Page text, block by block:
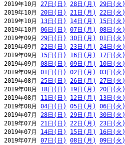
2019年10月 27日(日) 28日(月) 29日(火)
2019年10月 20日(日) 21日(月) 22日(火)
2019年10月 13日(日) 14日(月) 15日(火)
2019年10月 06日(日) 07日(月) 08日(火)
2019年09月 29日(日) 30日(月) 01日(火)
2019年09月 22日(日) 23日(月) 24日(火)
2019年09月 15日(日) 16日(月) 17日(火)
2019年09月 08日(日) 09日(月) 10日(火)
2019年09月 01日(日) 02日(月) 03日(火)
2019年08月 25日(日) 26日(月) 27日(火)
2019年08月 18日(日) 19日(月) 20日(火)
2019年08月 11日(日) 12日(月) 13日(火)
2019年08月 04日(日) 05日(月) 06日(火)
2019年07月 28日(日) 29日(月) 30日(火)
2019年07月 21日(日) 22日(月) 23日(火)
2019年07月 14日(日) 15日(月) 16日(火)
2019年07月 07日(日) 08日(月) 09日(火)